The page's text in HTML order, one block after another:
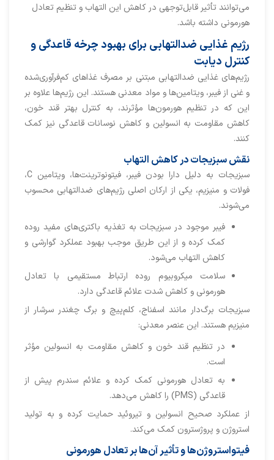
می‌توانند تأثیر قابل‌توجهی در کاهش این التهاب و تنظیم تعادل
هورمونی داشته باشد.
رژیم غذایی ضدالتهابی برای بهبود چرخه قاعدگی و
کنترل دیابت
رژیم‌های غذایی ضدالتهابی مبتنی بر مصرف غذاهای کم‌فرآوری‌شده
و غنی از فیبر، ویتامین‌ها و مواد معدنی هستند. این رژیم‌ها علاوه بر
این که در تنظیم هورمون‌ها مؤثرند، به کنترل بهتر قند خون،
کاهش مقاومت به انسولین و کاهش نوسانات قاعدگی نیز کمک
کنند.
نقش سبزیجات در کاهش التهاب
سبزیجات به دلیل دارا بودن فیبر، فیتونوترینت‌ها، ویتامین C،
فولات و منیزیم، یکی از ارکان اصلی رژیم‌های ضدالتهابی محسوب
می‌شوند.
فیبر موجود در سبزیجات به تغذیه باکتری‌های مفید روده
کمک کرده و از این طریق موجب بهبود عملکرد گوارشی و
کاهش التهاب می‌شود.
سلامت میکروبیوم روده ارتباط مستقیمی با تعادل
هورمونی و کاهش شدت علائم قاعدگی دارد.
سبزیجات برگ‌دار مانند اسفناج، کلم‌پیچ و برگ چغندر سرشار از
منیزیم هستند. این عنصر معدنی:
در تنظیم قند خون و کاهش مقاومت به انسولین مؤثر
است.
به تعادل هورمونی کمک کرده و علائم سندرم پیش از
قاعدگی (PMS) را کاهش می‌دهد.
از عملکرد صحیح انسولین و تیروئید حمایت کرده و به تولید
استروژن و پروژسترون کمک می‌کند.
فیتواستروژن‌ها و تأثیر آن‌ها بر تعادل هورمونی